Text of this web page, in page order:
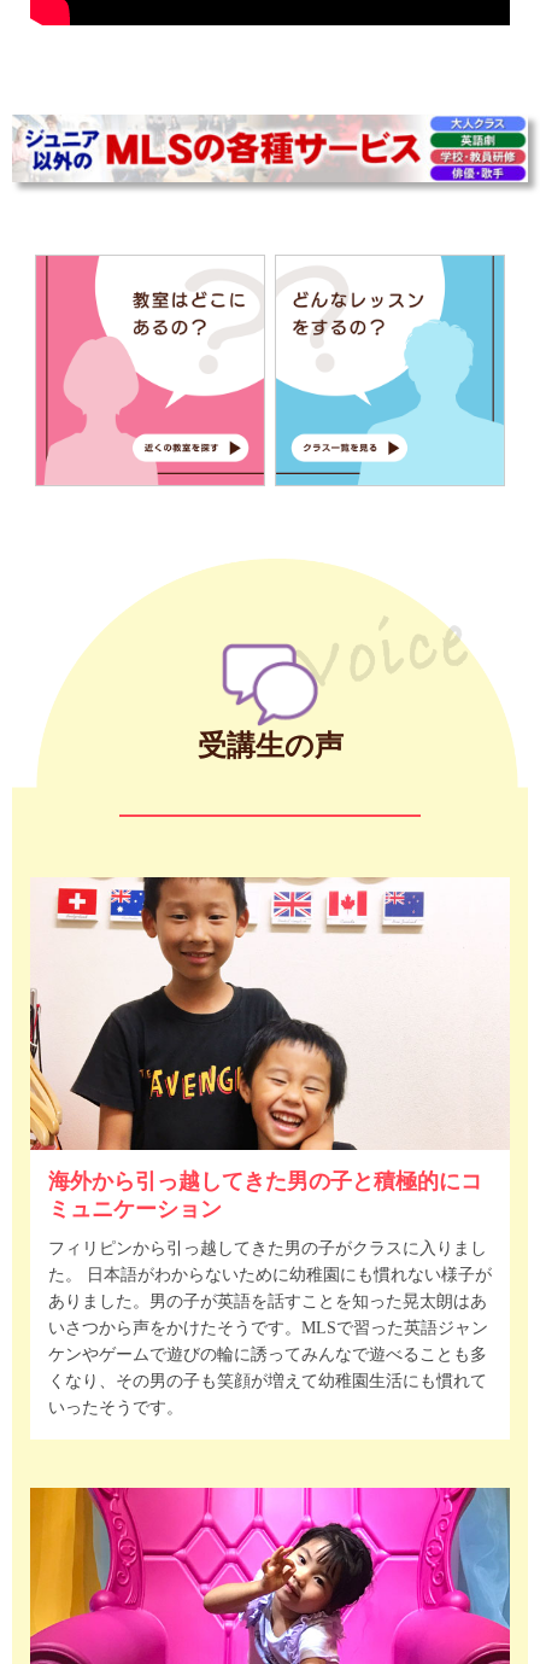
受講生の声
海外から引っ越してきた男の子と積極的にコ
ミュニケーション
フィリピンから引っ越してきた男の子がクラスに入りまし
た。 日本語がわからないために幼稚園にも慣れない様子が
ありました。男の子が英語を話すことを知った晃太朗はあ
いさつから声をかけたそうです。MLSで習った英語ジャン
ケンやゲームで遊びの輪に誘ってみんなで遊べることも多
くなり、その男の子も笑顔が増えて幼稚園生活にも慣れて
いったそうです。